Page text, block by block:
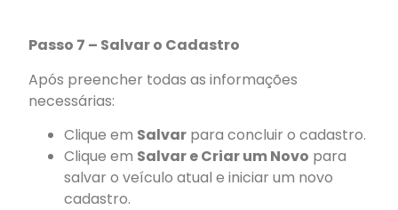
Passo 7 – Salvar o Cadastro
Após preencher todas as informações
necessárias:
Clique em Salvar para concluir o cadastro.
Clique em Salvar e Criar um Novo para
salvar o veículo atual e iniciar um novo
cadastro.